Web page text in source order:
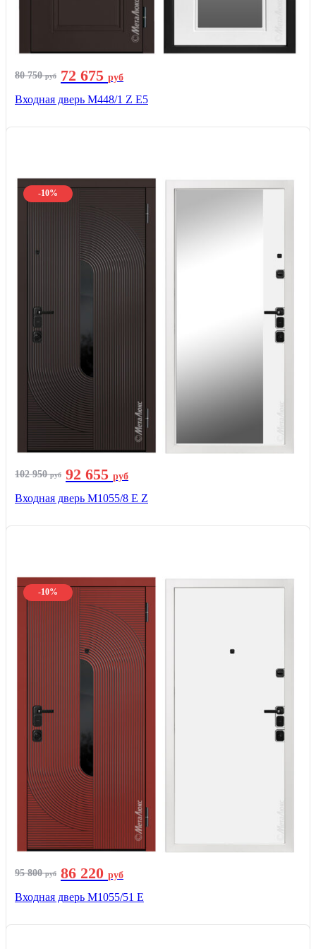
80 750руб 72 675 руб
Входная дверь М448/1 Z Е5
-10%
102 950руб 92 655 руб
Входная дверь М1055/8 Е Z
-10%
95 800руб 86 220 руб
Входная дверь М1055/51 Е